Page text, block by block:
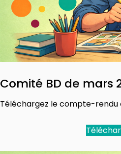
Comité BD de mars
Téléchargez le compte-rendu